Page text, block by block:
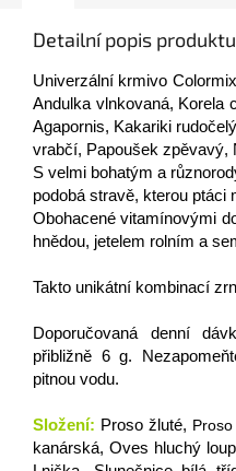
Detailní popis produktu
Univerzální krmivo
Andulka vlnkovaná, Korela
Agapornis, Kakariki
vrabčí, Papoušek zpěvavý,
S velmi bohatým a
podobá stravě, kterou ptáci
Obohacené vitamínovými
hnědou, jetelem rolním a
Takto unikátní kombinací
Doporučovaná denní
přibližně 6 g.
pitnou vodu.
Složení: Proso žluté,
kanárská, Oves hluchý